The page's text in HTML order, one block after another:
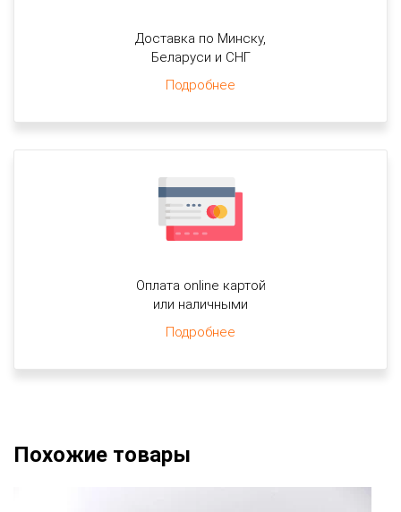
Доставка по Минску,
Беларуси и СНГ
Подробнее
Оплата online картой
или наличными
Подробнее
Похожие товары